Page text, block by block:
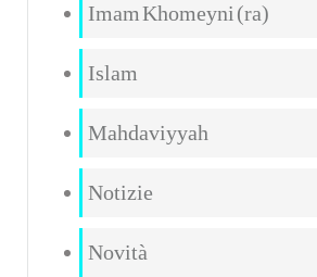
Imam Khomeyni (ra)
Islam
Mahdaviyyah
Notizie
Novità